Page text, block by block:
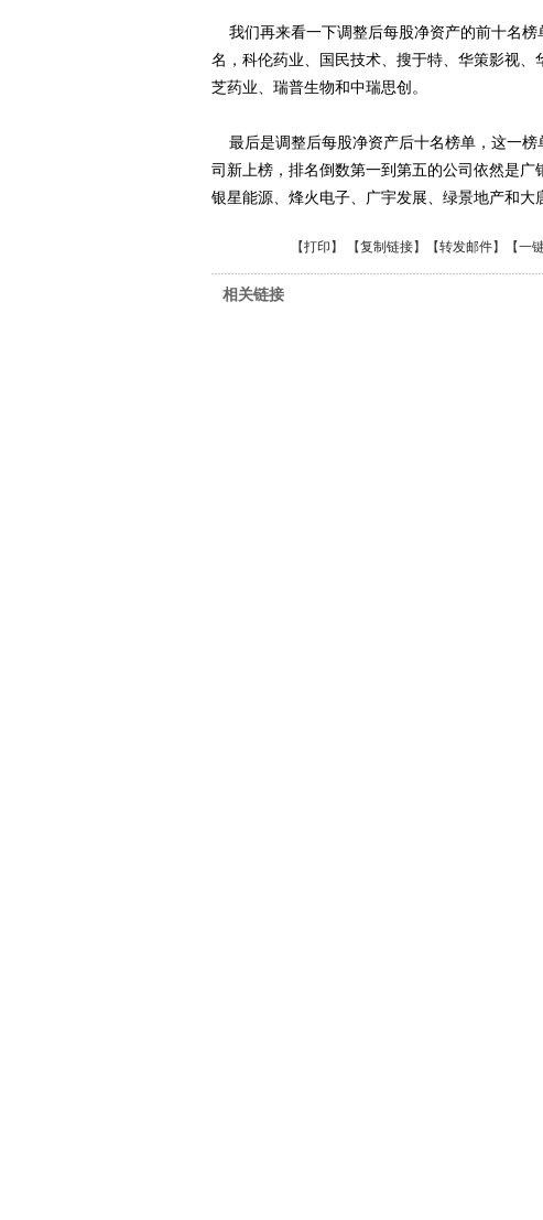
我们再来看一下调整后每股净资产的前十名榜
名，科伦药业、国民技术、搜于特、华策影视
芝药业、瑞普生物和中瑞思创。
最后是调整后每股净资产后十名榜单，这一榜
司新上榜，排名倒数第一到第五的公司依然是广
银星能源、烽火电子、广宇发展、绿景地产和大
【打印 】 【复制链接】【转发邮件】 【一
相关链接